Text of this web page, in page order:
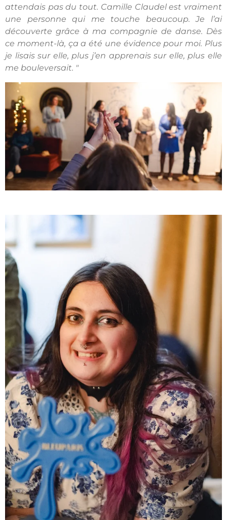
attendais pas du tout. Camille Claudel est vraiment
une personne qui me touche beaucoup. Je l’ai
découverte grâce à ma compagnie de danse. Dès
ce moment-là, ça a été une évidence pour moi. Plus
je lisais sur elle, plus j’en apprenais sur elle, plus elle
me bouleversait. "